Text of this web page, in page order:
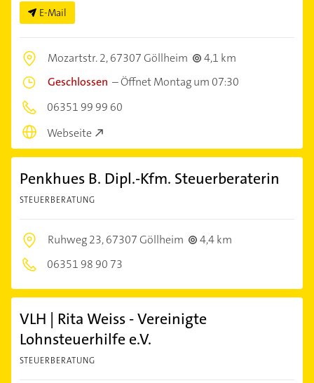
E-Mail
Mozartstr. 2,67307 Göllheim
4,1 km
Geschlossen –Öffnet Montag um 07:30
06351 99 99 60
Webseite
Penkhues B. Dipl.-Kfm. Steuerberaterin
STEUERBERATUNG
Ruhweg 23,67307 Göllheim
4,4 km
06351 98 90 73
VLH | Rita Weiss - Vereinigte
Lohnsteuerhilfe e.V.
STEUERBERATUNG